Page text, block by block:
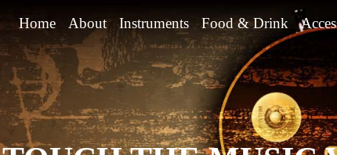
Home About Instruments Food & Drink